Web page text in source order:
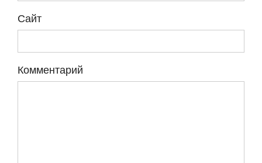
Сайт
Комментарий